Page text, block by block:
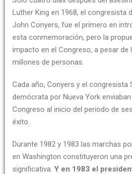
Luther King en 1968, el congresista
John Conyers, fue el primero en
esta conmemoración, pero la
impacto en el Congreso, a pesar de
millones de personas.
Cada año, Conyers y el congresista
demócrata por Nueva York
Congreso al inicio del periodo de
éxito.
Durante 1982 y 1983 las marchas
en Washington constituyeron una
significativa. Y en 1983 el